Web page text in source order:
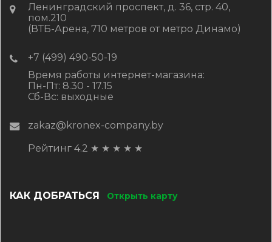
Ленинградский проспект, д. 36, стр. 40,
пом.210
(ВТБ-Арена, 710 метров от метро Динамо)
+7 (499) 490-50-19
Время работы интернет-магазина:
Пн-Пт: 8.30 - 17.15
Сб-Вс: выходные
zakaz@kronex-company.by
Рейтинг 4.2 ★ ★ ★ ★ ★
КАК ДОБРАТЬСЯ Открыть карту